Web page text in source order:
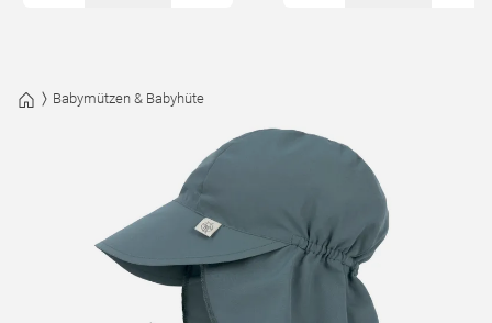
Babymützen & Babyhüte